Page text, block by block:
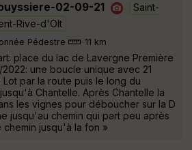
02-09-21
Saint-
Rive-d'Olt
Pédestre 11 km
place du lac de Lavergne Première
une boucle unique avec 21
par la route puis le long du
Chantelle. Après Chantelle la
les vignes pour déboucher sur la D
jusqu'au chemin qui part peu après
chemin jusqu'à la fon »